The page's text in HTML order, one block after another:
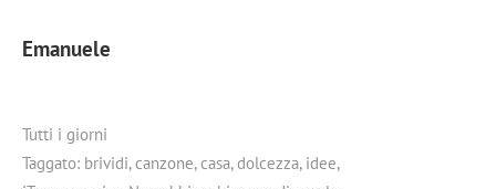
Emanuele
Tutti i giorni
Taggato: brividi,canzone,casa,dolcezza, idee,